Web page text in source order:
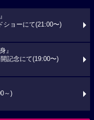
ショーにて(21:00〜)
』
記念にて(19:00〜)
～)